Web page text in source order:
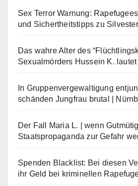
Sex Terror Warnung:
und Sichertheitstipps zu Silvester
Das wahre Alter des
Sexualmörders Hussein K.
In Gruppenvergewaltigung
schänden Jungfrau brutal |
Der Fall Maria L. | wenn
Staatspropaganda zur Gefahr
Spenden Blacklist: Bei diesen
ihr Geld bei kriminellen